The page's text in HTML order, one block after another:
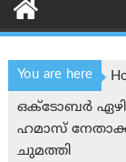
You are here
ഒക്‌ടോബർ
ഹമാസ്
ചുമത്തി